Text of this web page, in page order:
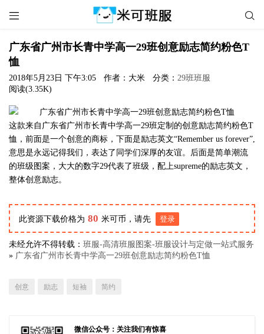
 
广东省广州市长青中学高一29班创意励志简约粉色T
恤
2018年5月23日 下午3:05 作者：大米 分类： 29班班服
阅读(3.35K)
这款来自广东省广州市长青中学高一29班定制的创意励志简约粉色T
恤，前面是一个创意的商标，下面是励志英文“Remember us forever”,
意思是永远记得我们，表达了同学们深厚的友谊。后面是简单潮流
的班级图案，大大的数字29代表了班级，配上supreme的励志英文，
整体创意励志。
此资源下载价格为 80 米可币，请先 登录
未经允许不得转载： 班服-高清班服图案-班服设计与定做一站式服务
» 广东省广州市长青中学高一29班创意励志简约粉色T恤
创意 励志 短袖 简约
微信公众号：关注我们有惊喜